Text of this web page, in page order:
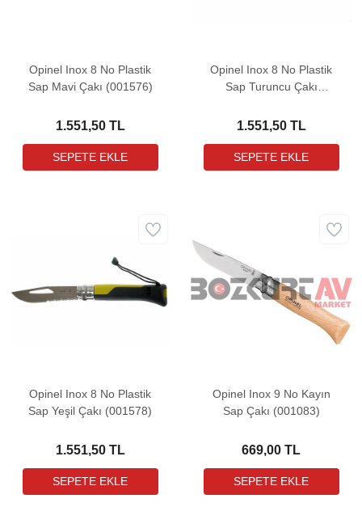
Opinel Inox 8 No Plastik
Sap Mavi Çakı (001576)
1.551,50 TL
Opinel Inox 8 No Plastik
Sap Turuncu Çakı
1.551,50 TL
Opinel Inox 8 No Plastik
Sap Yeşil Çakı (001578)
1.551,50 TL
Opinel Inox 9 No Kayın
Sap Çakı (001083)
669,00 TL